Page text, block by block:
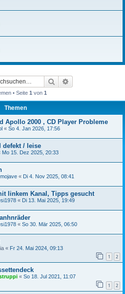
Suche
• Seite 1 von 1
Themen
Apollo 2000 , CD Player Probleme
« So 4. Jan 2026, 17:56
defekt / leise
Mo 15. Dez 2025, 20:33
« Di 4. Nov 2025, 08:41
linkem Kanal, Tipps gesucht
« Di 13. Mai 2025, 19:49
« So 30. Mär 2025, 06:50
« Fr 24. Mai 2024, 09:13
1 2
« So 18. Jul 2021, 11:07
1 2